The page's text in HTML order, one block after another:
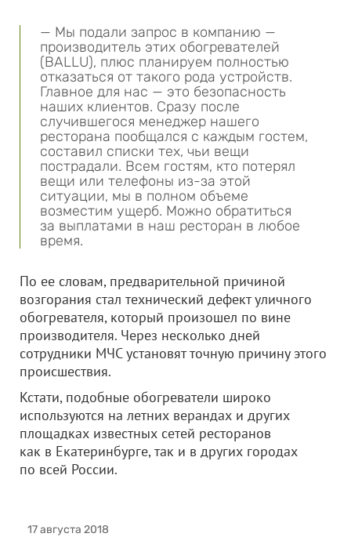
— Мы подали запрос в компанию —
производитель этих обогревателей
(BALLU), плюс планируем полностью
отказаться от такого рода устройств.
Главное для нас — это безопасность
наших клиентов. Сразу после
случившегося менеджер нашего
ресторана пообщался с каждым гостем,
составил списки тех, чьи вещи
пострадали. Всем гостям, кто потерял
вещи или телефоны из-за этой
ситуации, мы в полном объеме
возместим ущерб. Можно обратиться
за выплатами в наш ресторан в любое
время.
По ее словам, предварительной причиной
возгорания стал технический дефект уличного
обогревателя, который произошел по вине
производителя. Через несколько дней
сотрудники МЧС установят точную причину этого
происшествия.
Кстати, подобные обогреватели широко
используются на летних верандах и других
площадках известных сетей ресторанов
как в Екатеринбурге, так и в других городах
по всей России.
17 августа 2018